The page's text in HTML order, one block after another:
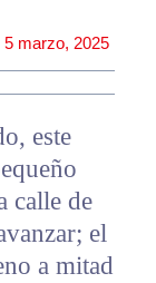
5 marzo, 2025
este
calle de
el
a mitad